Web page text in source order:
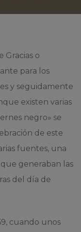
Gracias o
para los
y seguidamente
existen varias
negro» se
de este
fuentes, una
que generaban las
del día de
cuando unos